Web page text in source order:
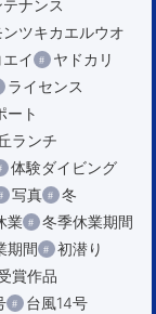
テナンス
ンツキカエルウオ
イ
ヤドカリ
ライセンス
ート
丘ランチ
体験ダイビング
写真
冬
業
冬季休業期間
期間
初潜り
賞作品
台風14号